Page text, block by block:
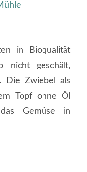
in Bioqualität
nicht geschält,
Die Zwiebel als
Topf ohne Öl
das Gemüse in